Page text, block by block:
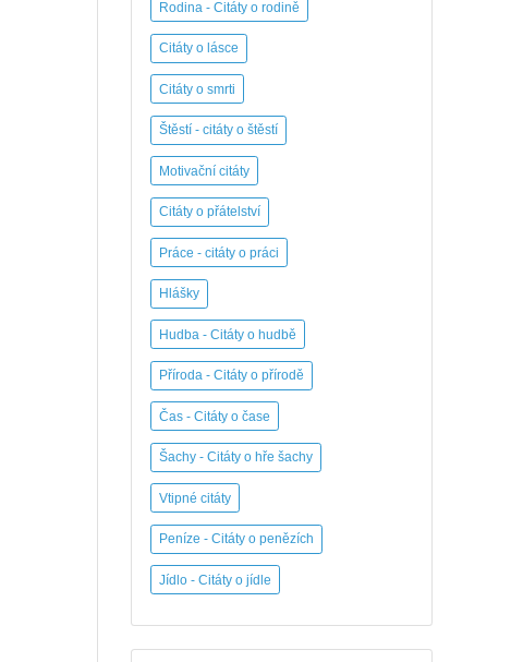
Rodina - Citáty o rodině
Citáty o lásce
Citáty o smrti
Štěstí - citáty o štěstí
Motivační citáty
Citáty o přátelství
Práce - citáty o práci
Hlášky
Hudba - Citáty o hudbě
Příroda - Citáty o přírodě
Čas - Citáty o čase
Šachy - Citáty o hře šachy
Vtipné citáty
Peníze - Citáty o penězích
Jídlo - Citáty o jídle